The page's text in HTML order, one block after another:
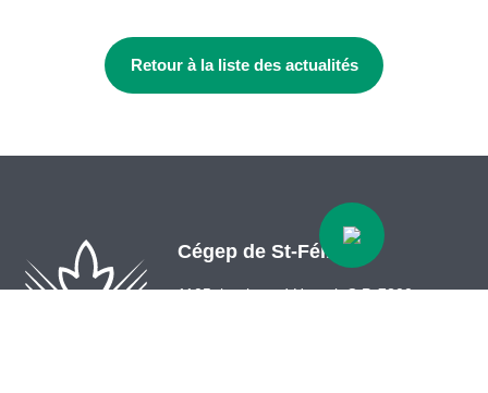
Retour à la liste des actualités
Cégep de St-Félicien
1105, boulevard Hamel, C.P. 7300